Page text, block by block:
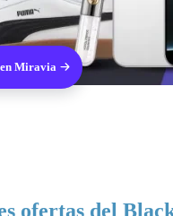
Miravia
ofertas del